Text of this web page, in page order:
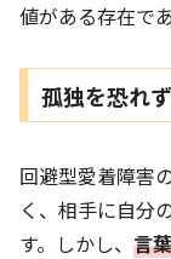
値がある存在で
孤独を恐れ
回避型愛着障害
く、相手に自分
す。しかし、 言